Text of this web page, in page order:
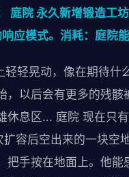
庭院 永久新增锻造工
应模式。消耗：庭院
轻晃动，像在期待什
以后会有更多的残
休息区... 庭院 现在只
容后空出来的一块空
手按在地面上。他能